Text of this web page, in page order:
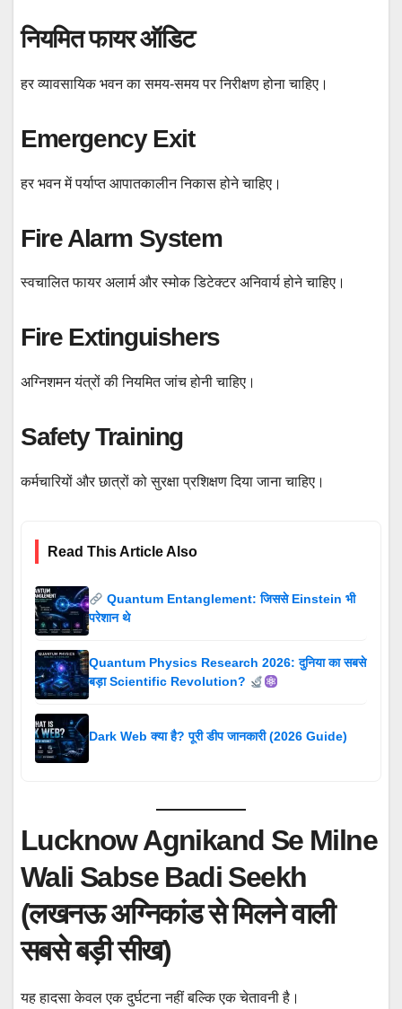
नियमित फायर ऑडिट
हर व्यावसायिक भवन का समय-समय पर निरीक्षण होना चाहिए।
Emergency Exit
हर भवन में पर्याप्त आपातकालीन निकास होने चाहिए।
Fire Alarm System
स्वचालित फायर अलार्म और स्मोक डिटेक्टर अनिवार्य होने चाहिए।
Fire Extinguishers
अग्निशमन यंत्रों की नियमित जांच होनी चाहिए।
Safety Training
कर्मचारियों और छात्रों को सुरक्षा प्रशिक्षण दिया जाना चाहिए।
Read This Article Also
Quantum Entanglement: जिससे Einstein भी
परेशान थे
Quantum Physics Research 2026: दुनिया का सबसे
बड़ा Scientific Revolution?
Dark Web क्या है? पूरी डीप जानकारी (2026 Guide)
Lucknow Agnikand Se Milne
Wali Sabse Badi Seekh
(लखनऊ अग्निकांड से मिलने वाली
सबसे बड़ी सीख)
यह हादसा केवल एक दुर्घटना नहीं बल्कि एक चेतावनी है।